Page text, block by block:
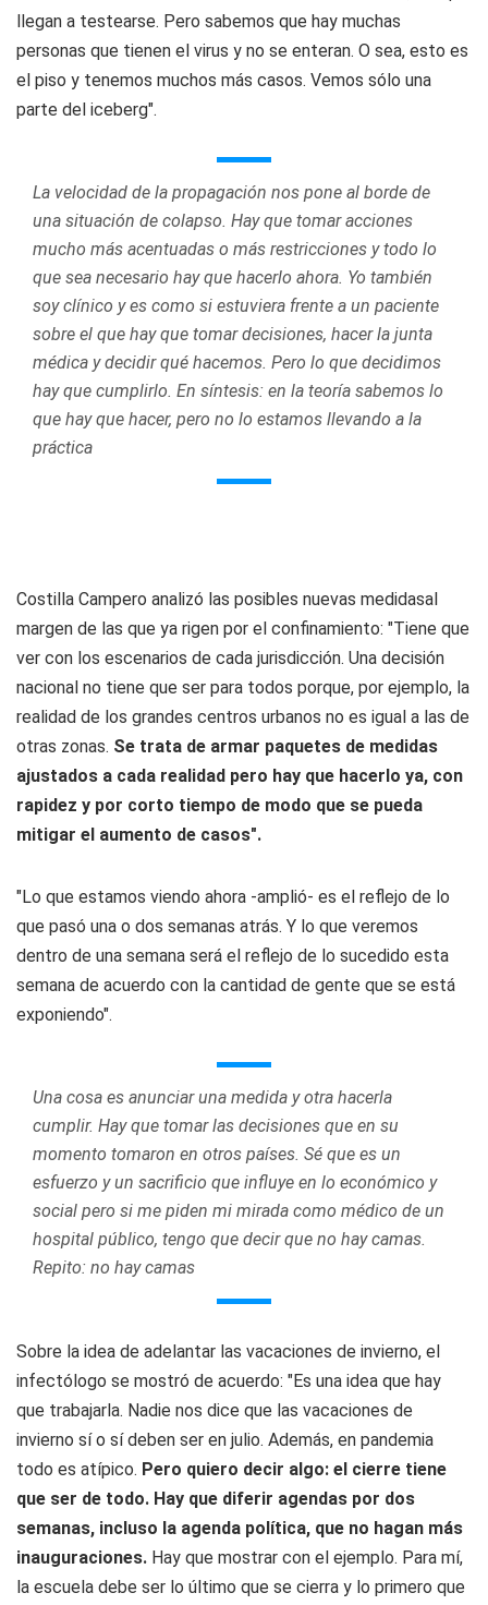
llegan a testearse. Pero sabemos que hay muchas
personas que tienen el virus y no se enteran. O sea, esto es
el piso y tenemos muchos más casos. Vemos sólo una
parte del iceberg".
La velocidad de la propagación nos pone al borde de
una situación de colapso. Hay que tomar acciones
mucho más acentuadas o más restricciones y todo lo
que sea necesario hay que hacerlo ahora. Yo también
soy clínico y es como si estuviera frente a un paciente
sobre el que hay que tomar decisiones, hacer la junta
médica y decidir qué hacemos. Pero lo que decidimos
hay que cumplirlo. En síntesis: en la teoría sabemos lo
que hay que hacer, pero no lo estamos llevando a la
práctica
Costilla Campero analizó las posibles nuevas medidasal
margen de las que ya rigen por el confinamiento: "Tiene que
ver con los escenarios de cada jurisdicción. Una decisión
nacional no tiene que ser para todos porque, por ejemplo, la
realidad de los grandes centros urbanos no es igual a las de
otras zonas. Se trata de armar paquetes de medidas
ajustados a cada realidad pero hay que hacerlo ya, con
rapidez y por corto tiempo de modo que se pueda
mitigar el aumento de casos".
"Lo que estamos viendo ahora -amplió- es el reflejo de lo
que pasó una o dos semanas atrás. Y lo que veremos
dentro de una semana será el reflejo de lo sucedido esta
semana de acuerdo con la cantidad de gente que se está
exponiendo".
Una cosa es anunciar una medida y otra hacerla
cumplir. Hay que tomar las decisiones que en su
momento tomaron en otros países. Sé que es un
esfuerzo y un sacrificio que influye en lo económico y
social pero si me piden mi mirada como médico de un
hospital público, tengo que decir que no hay camas.
Repito: no hay camas
Sobre la idea de adelantar las vacaciones de invierno, el
infectólogo se mostró de acuerdo: "Es una idea que hay
que trabajarla. Nadie nos dice que las vacaciones de
invierno sí o sí deben ser en julio. Además, en pandemia
todo es atípico. Pero quiero decir algo: el cierre tiene
que ser de todo. Hay que diferir agendas por dos
semanas, incluso la agenda política, que no hagan más
inauguraciones. Hay que mostrar con el ejemplo. Para mí,
la escuela debe ser lo último que se cierra y lo primero que